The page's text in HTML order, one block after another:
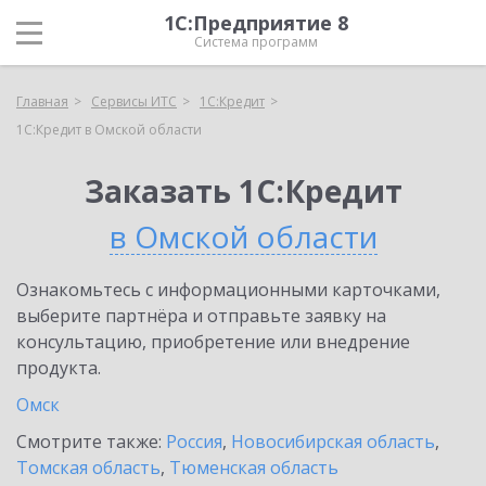
1С:Предприятие 8
Система программ
Главная Сервисы ИТС
1С:Кредит
1С:Кредит в Омской области
Заказать 1С:Кредит
в Омской области
Ознакомьтесь с информационными карточками,
выберите партнёра и отправьте заявку на
консультацию, приобретение или внедрение
продукта.
Омск
Смотрите также: Россия, Новосибирская область,
Томская область, Тюменская область